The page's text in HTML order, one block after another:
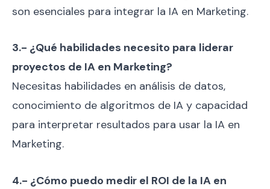
son esenciales para integrar la IA en Marketing.
3.- ¿Qué habilidades necesito para liderar
proyectos de IA en Marketing?
Necesitas habilidades en análisis de datos,
conocimiento de algoritmos de IA y capacidad
para interpretar resultados para usar la IA en
Marketing.
4.- ¿Cómo puedo medir el ROI de la IA en